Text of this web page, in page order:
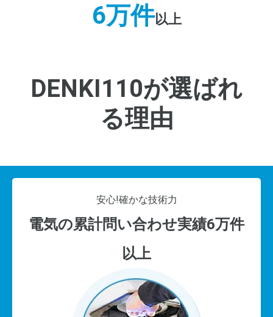
6万件以上
DENKI110が選ばれ
る理由
安心!確かな技術力
電気の累計問い合わせ実績6万件
以上